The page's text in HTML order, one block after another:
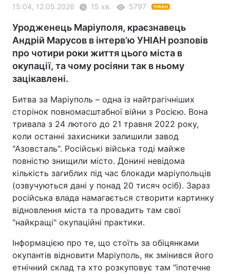
Головна Війна
15:04, 12.05.2026 15 хв. 5797 УНІАН
Уродженець Маріуполя, краєзнавець
Андрій Марусов в інтерв’ю УНІАН розповів
про чотири роки життя цього міста в
окупації, та чому росіяни так в ньому
зацікавлені.
Битва за Маріуполь – одна із найтрагічніших
сторінок повномасштабної війни з Росією. Вона
тривала з 24 лютого до 21 травня 2022 року,
коли останні захисники залишили завод
"Азовсталь". Російські війська тоді майже
повністю знищили місто. Донині невідома
кількість загиблих під час блокади маріупольців
(озвучуються дані у понад 20 тисяч осіб). Зараз
російська влада намагається створити картинку
відновлення міста та провадить там свої
"найкращі" окупаційні практики.
Інформацією про те, що стоїть за обіцянками
окупантів відновити Маріуполь, як змінився його
етнічний склад та хто розкуповує там "іпотечне